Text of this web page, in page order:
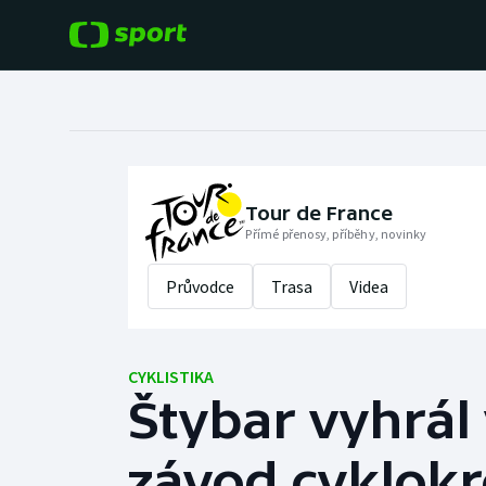
Hokej
Tenis
Atletika
Cyklistika
Baseball a softbal
Basketbal
Box
Tour de France
Přímé přenosy, příběhy, novinky
Průvodce Trasa Videa
CYKLISTIKA
Štybar